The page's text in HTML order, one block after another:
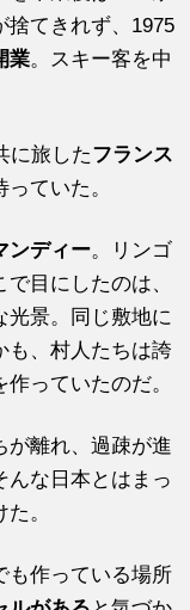
捨てきれず、1975
業。スキー客を中
に旅したフランス
っていた。
ンディー。リンゴ
目にしたのは、
光景。同じ敷地に
も、村人たちは誇
っていたのだ。
が離れ、過疎が進
んな日本とはまっ
。
も作っている場所